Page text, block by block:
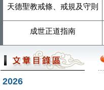
天德聖教戒條、戒規及守則
成世正道指南
2026